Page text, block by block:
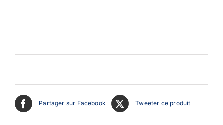
Partager sur Facebook Tweeter ce produit